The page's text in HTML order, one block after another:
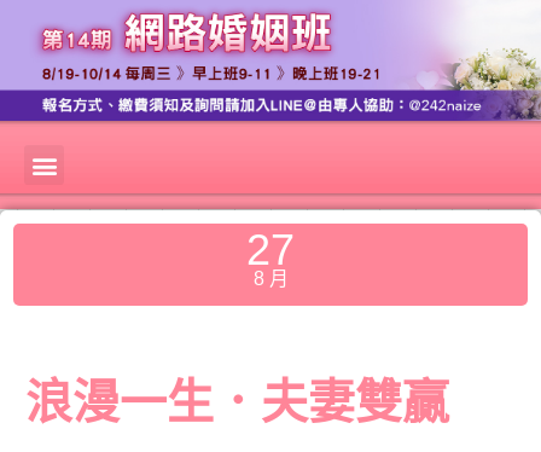
27
8 月
浪漫一生．夫妻雙贏